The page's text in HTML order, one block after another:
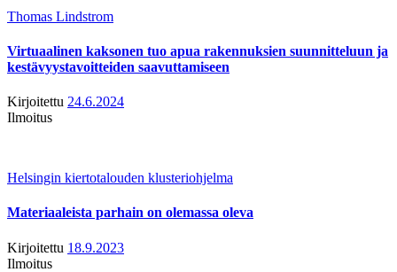
Thomas Lindstrom
Virtuaalinen kaksonen tuo apua rakennuksien suunnitteluun ja
kestävyystavoitteiden saavuttamiseen
Kirjoitettu 24.6.2024
Ilmoitus
Helsingin kiertotalouden klusteriohjelma
Materiaaleista parhain on olemassa oleva
Kirjoitettu 18.9.2023
Ilmoitus